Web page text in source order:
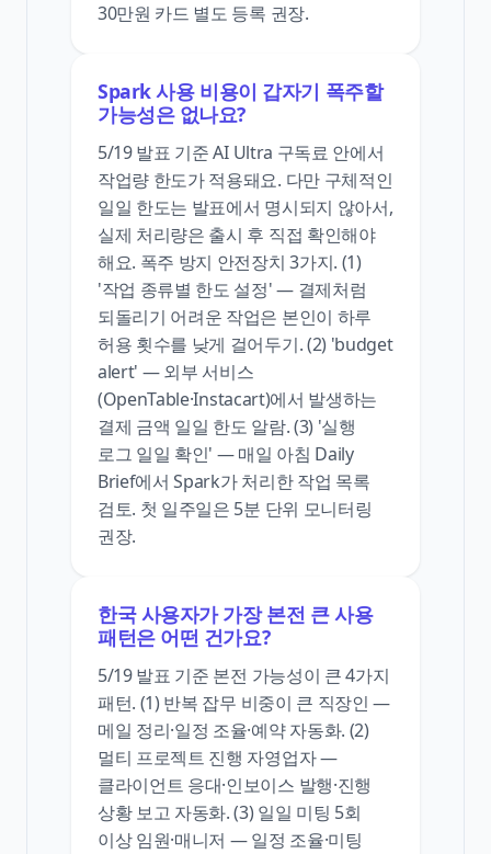
30만원 카드 별도 등록 권장.
Spark 사용 비용이 갑자기 폭주할
가능성은 없나요?
5/19 발표 기준 AI Ultra 구독료 안에서
작업량 한도가 적용돼요. 다만 구체적인
일일 한도는 발표에서 명시되지 않아서,
실제 처리량은 출시 후 직접 확인해야
해요. 폭주 방지 안전장치 3가지. (1)
'작업 종류별 한도 설정' — 결제처럼
되돌리기 어려운 작업은 본인이 하루
허용 횟수를 낮게 걸어두기. (2) 'budget
alert' — 외부 서비스
(OpenTable·Instacart)에서 발생하는
결제 금액 일일 한도 알람. (3) '실행
로그 일일 확인' — 매일 아침 Daily
Brief에서 Spark가 처리한 작업 목록
검토. 첫 일주일은 5분 단위 모니터링
권장.
한국 사용자가 가장 본전 큰 사용
패턴은 어떤 건가요?
5/19 발표 기준 본전 가능성이 큰 4가지
패턴. (1) 반복 잡무 비중이 큰 직장인 —
메일 정리·일정 조율·예약 자동화. (2)
멀티 프로젝트 진행 자영업자 —
클라이언트 응대·인보이스 발행·진행
상황 보고 자동화. (3) 일일 미팅 5회
이상 임원·매니저 — 일정 조율·미팅